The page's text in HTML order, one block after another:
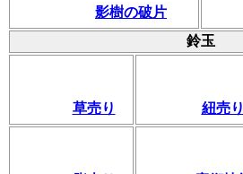
影樹の破片
鈴玉
草売り 紐売り